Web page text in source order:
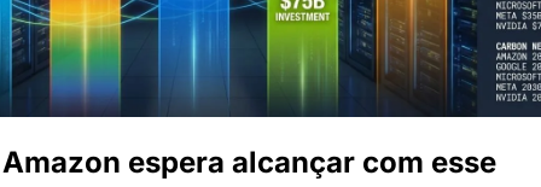
espera alcançar com esse